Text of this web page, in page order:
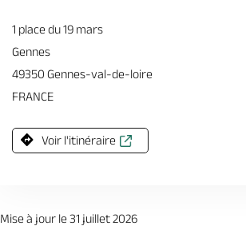
1 place du 19 mars
Gennes
49350 Gennes-val-de-loire
FRANCE
Voir l'itinéraire
Mise à jour le 31 juillet 2026